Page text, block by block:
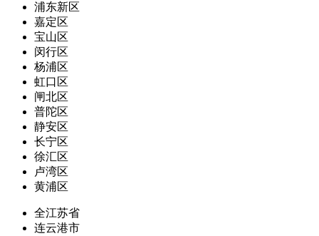
浦东新区
嘉定区
宝山区
闵行区
杨浦区
虹口区
闸北区
普陀区
静安区
长宁区
徐汇区
卢湾区
黄浦区
全江苏省
连云港市